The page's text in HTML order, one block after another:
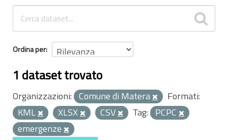
INFORMAZIONI
Ordina per
1 dataset trovato
Organizzazioni: Comune di Matera
Formati:
KML
XLSX CSV Tag: PCPC
emergenze